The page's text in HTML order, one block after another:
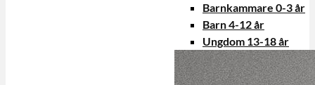
Barnkammare 0-3 år
Barn 4-12 år
Ungdom 13-18 år